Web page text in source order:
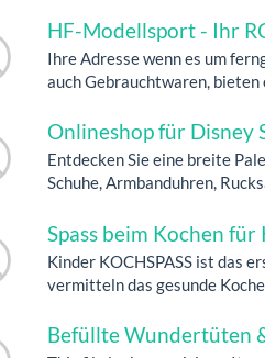
HF-Modellsport - Ihr
Ihre Adresse wenn es um
auch Gebrauchtwaren, bieten
Onlineshop für Disney
Entdecken Sie eine breite
Schuhe, Armbanduhren,
Spass beim Kochen für
Kinder KOCHSPASS ist das
vermitteln das gesunde
Befüllte Wundertüten